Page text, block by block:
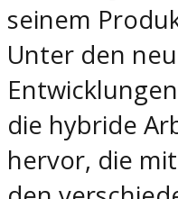
seinem
Unter den
die hybride
hervor, die